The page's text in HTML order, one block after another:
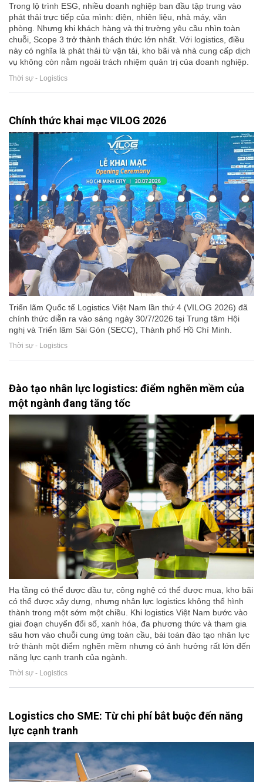
Trong lộ trình ESG, nhiều doanh nghiệp ban đầu tập trung vào
phát thải trực tiếp của mình: điện, nhiên liệu, nhà máy, văn
phòng. Nhưng khi khách hàng và thị trường yêu cầu nhìn toàn
chuỗi, Scope 3 trở thành thách thức lớn nhất. Với logistics, điều
này có nghĩa là phát thải từ vận tải, kho bãi và nhà cung cấp dịch
vụ không còn nằm ngoài trách nhiệm quản trị của doanh nghiệp.
Thời sự - Logistics
Chính thức khai mạc VILOG 2026
Triển lãm Quốc tế Logistics Việt Nam lần thứ 4 (VILOG 2026) đã
chính thức diễn ra vào sáng ngày 30/7/2026 tại Trung tâm Hội
nghị và Triển lãm Sài Gòn (SECC), Thành phố Hồ Chí Minh.
Thời sự - Logistics
Đào tạo nhân lực logistics: điểm nghẽn mềm của
một ngành đang tăng tốc
Hạ tầng có thể được đầu tư, công nghệ có thể được mua, kho bãi
có thể được xây dựng, nhưng nhân lực logistics không thể hình
thành trong một sớm một chiều. Khi logistics Việt Nam bước vào
giai đoạn chuyển đổi số, xanh hóa, đa phương thức và tham gia
sâu hơn vào chuỗi cung ứng toàn cầu, bài toán đào tạo nhân lực
trở thành một điểm nghẽn mềm nhưng có ảnh hưởng rất lớn đến
năng lực cạnh tranh của ngành.
Thời sự - Logistics
Logistics cho SME: Từ chi phí bắt buộc đến năng
lực cạnh tranh